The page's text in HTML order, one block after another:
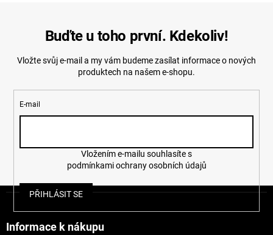
Buďte u toho první. Kdekoliv!
Vložte svůj e-mail a my vám budeme zasílat informace o nových
produktech na našem e-shopu.
E-mail
podmínkami ochrany osobních údajů
PŘIHLÁSIT SE
Informace k nákupu